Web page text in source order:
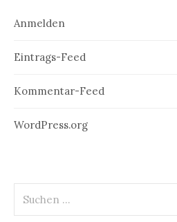
Anmelden
Eintrags-Feed
Kommentar-Feed
WordPress.org
nach: